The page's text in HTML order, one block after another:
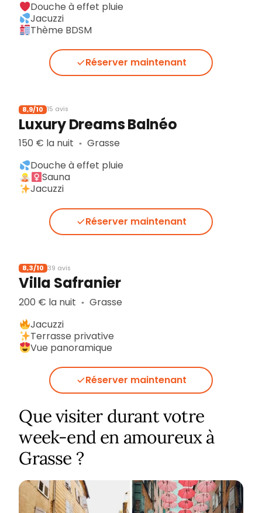
Douche à effet pluie
Jacuzzi
Thème BDSM
Réserver maintenant
8,9/10 15 avis
Luxury Dreams Balnéo
150 € la nuit ▪︎ Grasse
Douche à effet pluie
Sauna
Jacuzzi
Réserver maintenant
8,3/10 39 avis
Villa Safranier
200 € la nuit ▪︎ Grasse
Jacuzzi
Terrasse privative
Vue panoramique
Réserver maintenant
Que visiter durant votre
week-end en amoureux à
Grasse ?